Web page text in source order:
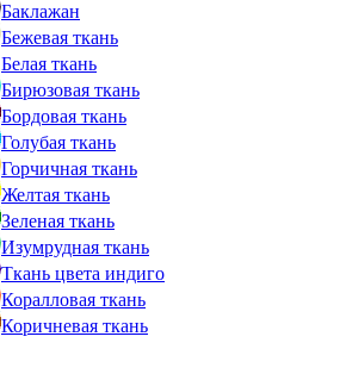
Баклажан
Бежевая ткань
Белая ткань
Бирюзовая ткань
Бордовая ткань
Голубая ткань
Горчичная ткань
Желтая ткань
Зеленая ткань
Изумрудная ткань
Ткань цвета индиго
Коралловая ткань
Коричневая ткань